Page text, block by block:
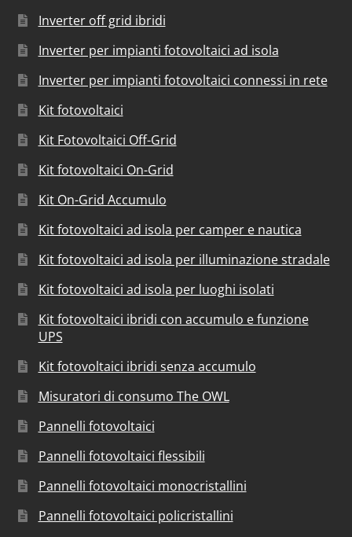
Inverter off grid ibridi
Inverter per impianti fotovoltaici ad isola
Inverter per impianti fotovoltaici connessi in rete
Kit fotovoltaici
Kit Fotovoltaici Off-Grid
Kit fotovoltaici On-Grid
Kit On-Grid Accumulo
Kit fotovoltaici ad isola per camper e nautica
Kit fotovoltaici ad isola per illuminazione stradale
Kit fotovoltaici ad isola per luoghi isolati
Kit fotovoltaici ibridi con accumulo e funzione
UPS
Kit fotovoltaici ibridi senza accumulo
Misuratori di consumo The OWL
Pannelli fotovoltaici
Pannelli fotovoltaici flessibili
Pannelli fotovoltaici monocristallini
Pannelli fotovoltaici policristallini